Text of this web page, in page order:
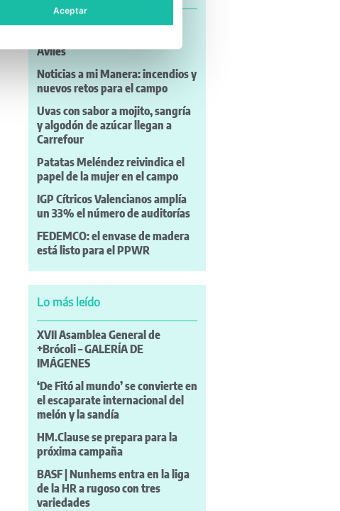
Asturiana de Fertilizantes
Avilés
Noticias a mi Manera: incendios y
nuevos retos para el campo
Uvas con sabor a mojito, sangría
y algodón de azúcar llegan a
Carrefour
Patatas Meléndez reivindica el
papel de la mujer en el campo
IGP Cítricos Valencianos amplía
un 33% el número de auditorías
FEDEMCO: el envase de madera
está listo para el PPWR
Lo más leído
XVII Asamblea General de
+Brócoli – GALERÍA DE
IMÁGENES
‘De Fitó al mundo’ se convierte en
el escaparate internacional del
melón y la sandía
HM.Clause se prepara para la
próxima campaña
BASF | Nunhems entra en la liga
de la HR a rugoso con tres
variedades
Aceptar